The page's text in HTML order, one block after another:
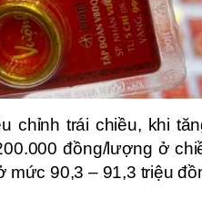
chỉnh trái chiều, khi
đồng/lượng ở
mức 90,3 – 91,3 triệu